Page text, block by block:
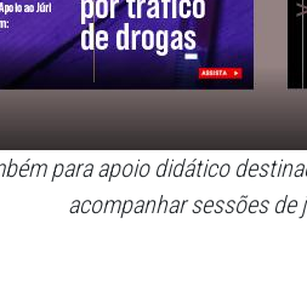
para apoio didático
acompanhar sessões de